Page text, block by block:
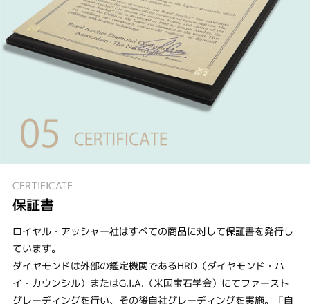
CERTIFICATE
保証書
ロイヤル・アッシャー社はすべての商品に対して保証書を発行し
ています。
ダイヤモンドは外部の鑑定機関であるHRD（ダイヤモンド・ハ
イ・カウンシル）またはG.I.A.（米国宝石学会）にてファースト
グレーディングを行い、その後自社グレーディングを実施。「自